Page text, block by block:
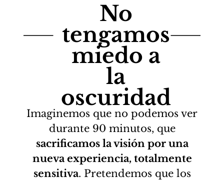
No
tengamos
miedo a
la
oscuridad
Imaginemos que no podemos ver
durante 90 minutos, que
sacrificamos la visión por una
nueva experiencia, totalmente
sensitiva. Pretendemos que los